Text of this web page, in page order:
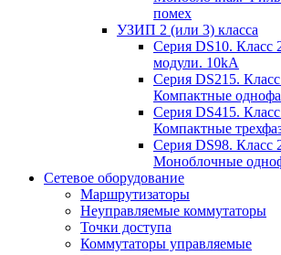
помех
УЗИП 2 (или 3) класса
Серия DS10.
модули. 10kA
Серия DS215.
Компактные
Серия DS415.
Компактные
Серия DS98. Класс
Моноблочные
Сетевое оборудование
Маршрутизаторы
Неуправляемые коммутаторы
Точки доступа
Коммутаторы управляемые